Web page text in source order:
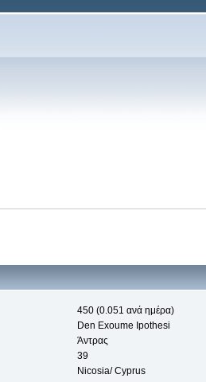
450 (0.051 ανά ημέρα)
Den Exoume Ipothesi
Άντρας
39
Nicosia/ Cyprus